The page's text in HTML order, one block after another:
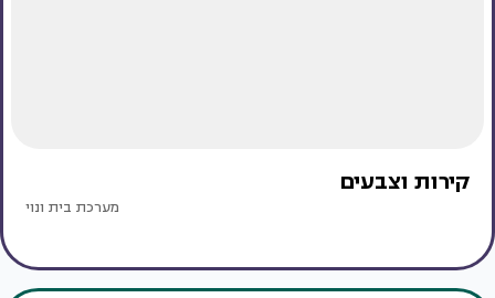
קירות וצבעים
מערכת בית ונוי